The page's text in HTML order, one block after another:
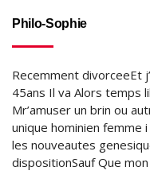
Philo-Sophie
Recemment divorceeEt
45ans Il va Alors temps
Mr’amuser un brin ou
unique hominien
les nouveautes
dispositionSauf Que